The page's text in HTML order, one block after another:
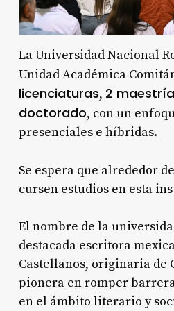
La Universidad Nacional
Unidad Académica
licenciaturas, 2
doctorado, con un
presenciales e híbridas.
Se espera que alrededor de
cursen estudios en esta
El nombre de la
destacada escritora
Castellanos, originaria de
pionera en romper
en el ámbito literario y